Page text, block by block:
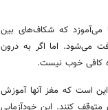
می‌آموزد که شکاف‌های بین
می‌شود. اما اگر به درون
کافی خوب نیست.
است که مغز آنها آموزش
کنند. این خودآزمایی